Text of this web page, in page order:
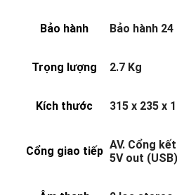
Bảo hành Bảo hành
Trọng lượng 2.7 Kg
Kích thước 315 x 235 x
Cổng giao tiếp AV. Cổng
5V out